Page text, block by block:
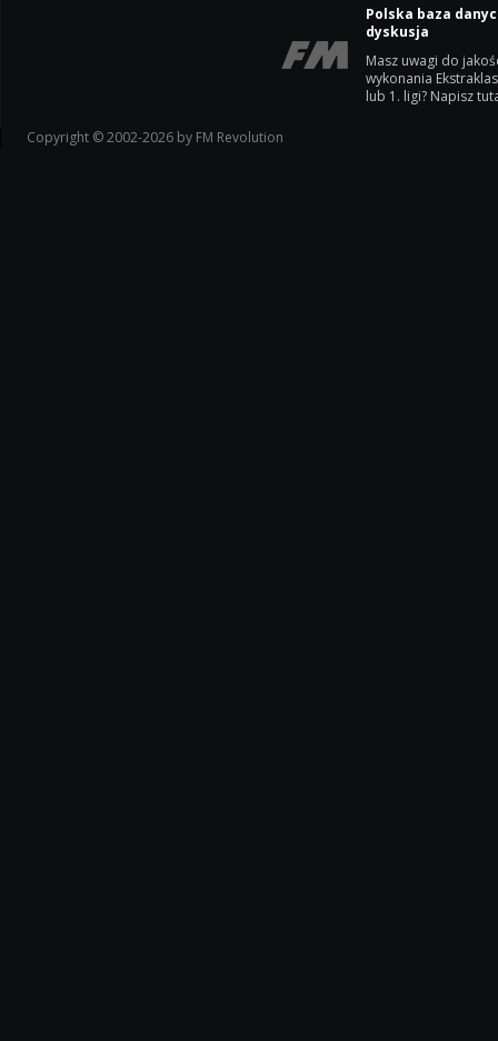
Polska baza
dyskusja
Masz uwagi do
wykonania
lub 1. ligi? Napisz
Copyright © 2002-2026 by FM Revolution